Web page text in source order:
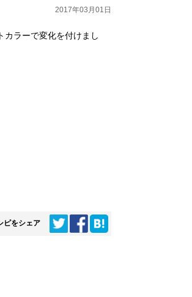
2017年03月01日
カラーで変化を付けまし
ピをシェア